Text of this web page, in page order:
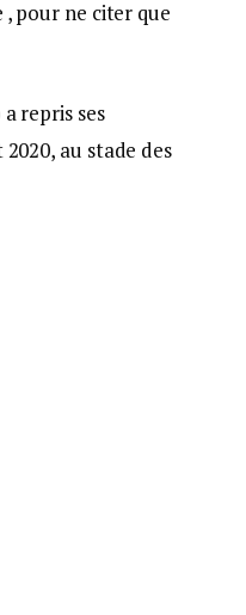
, pour ne citer que
repris ses
au stade des